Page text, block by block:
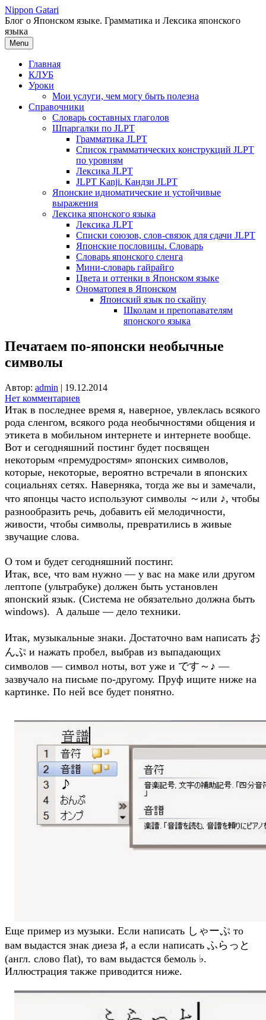
Перейти
к
содержимому
Nippon Gatari
Блог о Японском языке. Грамматика и Лексика японского
языка
Menu
Главная
КЛУБ
Уроки
Мои услуги, чем могу быть полезна
Справочники
Словарь составных глаголов
Шпаргалки по JLPT
Грамматика JLPT
Список грамматических конструкций JLPT
по уровням
Лексика JLPT
JLPT Kanji. Кандзи JLPT
Японские идиоматические и устойчивые
выражения
Лексика японского языка
Лексика JLPT
Списки союзов, слов-связок для сдачи JLPT
Японские пословицы. Словарь
Словарь японского сленга
Мини-словарь гайрайго
Цвета и оттенки в Японском языке
Ономатопея в Японском
Японский язык по скайпу
Школам и препопавателям
японского языка
Печатаем по-японски необычные
символы
Автор: admin | 19.12.2014
Нет комментариев
Итак в последнее время я, наверное, увлеклась всякого
рода сленгом, всякого рода необычностями общения и
этикета в мобильном интернете и интернете вообще.
Вот и сегодняшний постинг будет посвящен
некоторым «премудростям» японских символов,
которые, некоторые, вероятно встречали в японских
социальнях сетях. Наверняка, тогда же вы и замечали,
что японцы часто используют символы ～или ♪, чтобы
разнообразить речь, добавить ей мелодичности,
живости, чтобы символы, превратились в живые
звучащие слова.
О том и будет сегодняшний постинг.
Итак, все, что вам нужно — у вас на маке или другом
лептопе (ультрабуке) должен быть установлен
японский язык. (Система не обязательно должна быть
windows). А дальше — дело техники.
Итак, музыкальные знаки. Достаточно вам написать お
んぷ и нажать пробел, выбрав из выпадающих
символов — символ ноты, вот уже и です～♪ —
зазвучало на письме по-другому. Пруф ищите ниже на
картинке. По ней все будет понятно.
Еще пример из музыки. Если написать しゃーぷ то
вам выдастся знак диеза ♯, а если написать ふらっと
(англ. слово flat), то вам выдастся бемоль ♭.
Иллюстрация также приводится ниже.